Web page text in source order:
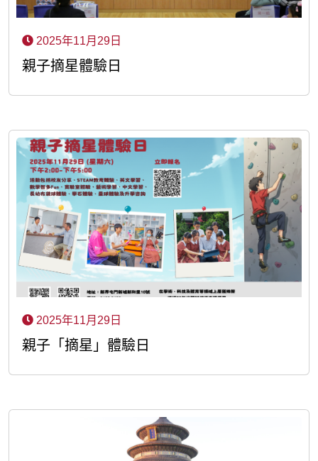
2025年11月29日
親子摘星體驗日
2025年11月29日
親子「摘星」體驗日